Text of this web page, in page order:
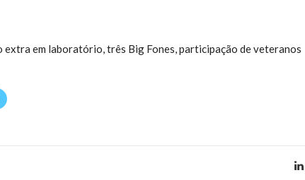
extra em laboratório, três Big Fones, participação de veteranos